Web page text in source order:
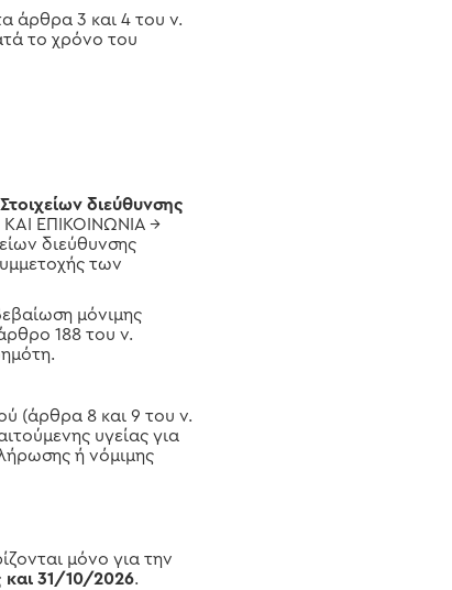
άρθρα 3 και 4 του ν.
το χρόνο του
διεύθυνσης
ΕΠΙΚΟΙΝΩΝΙΑ →
διεύθυνσης
των
μόνιμης
188 του ν.
(άρθρα 8 και 9 του ν.
υγείας για
ή νόμιμης
μόνο για την
και 31/10/2026.